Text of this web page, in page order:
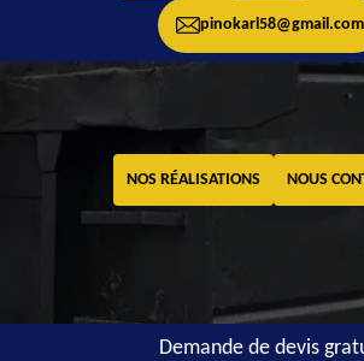
pinokarl58@gmail.com
NOS RÉALISATIONS NOUS
Demande de devis